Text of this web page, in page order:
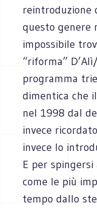
reintroduzione
questo genere
impossibile
“riforma”
programma
dimentica che
nel 1998 dal
invece
invece lo
E per
come le più
tempo dallo